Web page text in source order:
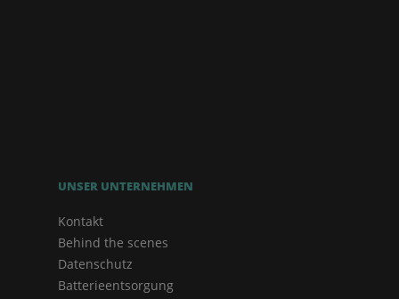
UNSER UNTERNEHMEN
Kontakt
Behind the scenes
Datenschutz
Batterieentsorgung